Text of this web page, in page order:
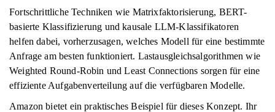
Fortschrittliche Techniken wie Matrixfaktorisierung, BERT-
basierte Klassifizierung und kausale LLM-Klassifikatoren
helfen dabei, vorherzusagen, welches Modell für eine bestimmte
Anfrage am besten funktioniert. Lastausgleichsalgorithmen wie
Weighted Round-Robin und Least Connections sorgen für eine
effiziente Aufgabenverteilung auf die verfügbaren Modelle.
Amazon bietet ein praktisches Beispiel für dieses Konzept. Ihr